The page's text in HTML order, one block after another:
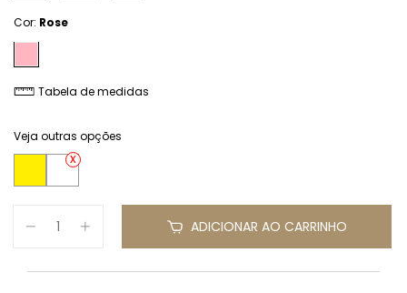
Cor: Rose
Tabela de medidas
Veja outras opções
ADICIONAR AO CARRINHO